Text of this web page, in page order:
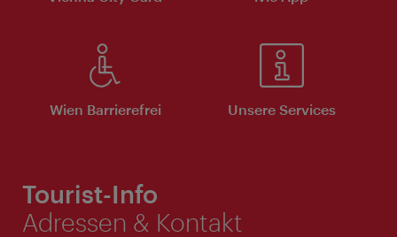
Wien Barrierefrei Unsere Services
Tourist-Info
Adressen & Kontakt